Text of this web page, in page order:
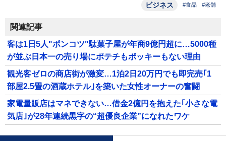
ビジネス #食品 #老舗
関連記事
客は1日5人"ポンコツ"駄菓子屋が年商9億円超に…5000種
が並ぶ日本一の売り場にポテチもポッキーもない理由
観光客ゼロの商店街が激変…1泊2日20万円でも即完売｢1
部屋2.5畳の酒蔵ホテル｣を築いた女性オーナーの奮闘
家電量販店はマネできない…借金2億円を抱えた｢小さな電
気店｣が28年連続黒字の“超優良企業”になれたワケ